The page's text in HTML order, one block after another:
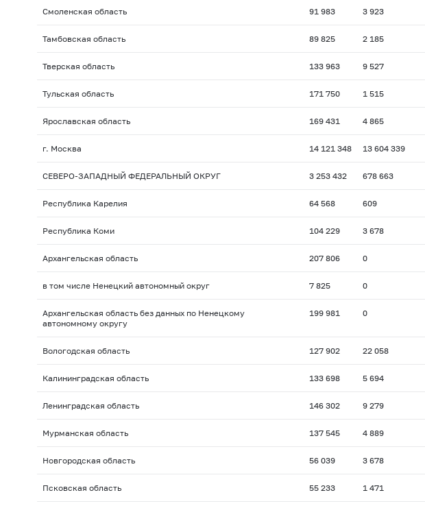
Смоленская область 91 983 3 923
Тамбовская область 89 825 2 185
Тверская область 133 963 9 527
Тульская область 171 750 1 515
Ярославская область 169 431 4 865
г. Москва 14 121 348 13 604 339
СЕВЕРО-ЗАПАДНЫЙ ФЕДЕРАЛЬНЫЙ ОКРУГ 3 253 432 678 663
Республика Карелия 64 568 609
Республика Коми 104 229 3 678
Архангельская область 207 806 0
в том числе Ненецкий автономный округ 7 825 0
Архангельская область без данных по Ненецкому
автономному округу
199 981 0
Вологодская область 127 902 22 058
Калининградская область 133 698 5 694
Ленинградская область 146 302 9 279
Мурманская область 137 545 4 889
Новгородская область 56 039 3 678
Псковская область 55 233 1 471